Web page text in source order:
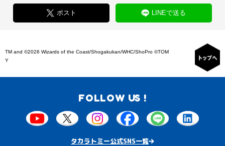
ポスト LINEで送る
TM and ©2026 Wizards of the Coast/Shogakukan/WHC/ShoPro ©TOM
Y
FOLLOW US !
タカラトミー公式SNS一覧